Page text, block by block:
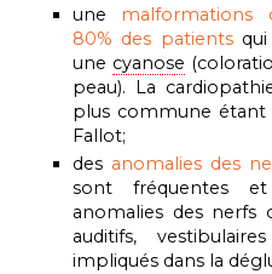
une malformations
80% des patients
une cyanose
peau). La
plus commune étant
Fallot;
des anomalies des
sont fréquentes
anomalies des nerfs
auditifs,
impliqués dans la